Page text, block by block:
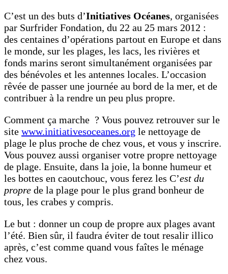
C’est un des buts d’Initiatives Océanes, organisées
par Surfrider Fondation, du 22 au 25 mars 2012 :
des centaines d’opérations partout en Europe et dans
le monde, sur les plages, les lacs, les rivières et
fonds marins seront simultanément organisées par
des bénévoles et les antennes locales. L’occasion
rêvée de passer une journée au bord de la mer, et de
contribuer à la rendre un peu plus propre.
Comment ça marche ? Vous pouvez retrouver sur le
site www.initiativesoceanes.org le nettoyage de
plage le plus proche de chez vous, et vous y inscrire.
Vous pouvez aussi organiser votre propre nettoyage
de plage. Ensuite, dans la joie, la bonne humeur et
les bottes en caoutchouc, vous ferez les C’est du
propre de la plage pour le plus grand bonheur de
tous, les crabes y compris.
Le but : donner un coup de propre aux plages avant
l’été. Bien sûr, il faudra éviter de tout resalir illico
après, c’est comme quand vous faîtes le ménage
chez vous.